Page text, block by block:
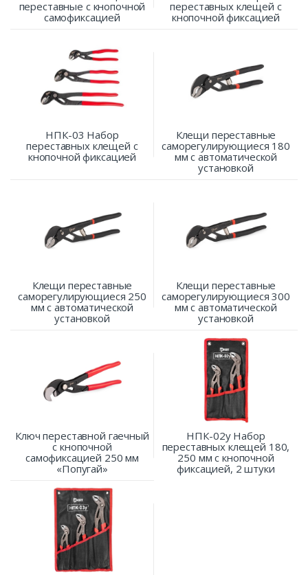
переставные с кнопочной
самофиксацией
переставных клещей с
кнопочной фиксацией
НПК-03 Набор
переставных клещей с
кнопочной фиксацией
Клещи переставные
саморегулирующиеся 180
мм с автоматической
установкой
Клещи переставные
саморегулирующиеся 250
мм с автоматической
установкой
Клещи переставные
саморегулирующиеся 300
мм с автоматической
установкой
Ключ переставной гаечный
с кнопочной
самофиксацией 250 мм
«Попугай»
НПК-02у Набор
переставных клещей 180,
250 мм с кнопочной
фиксацией, 2 штуки